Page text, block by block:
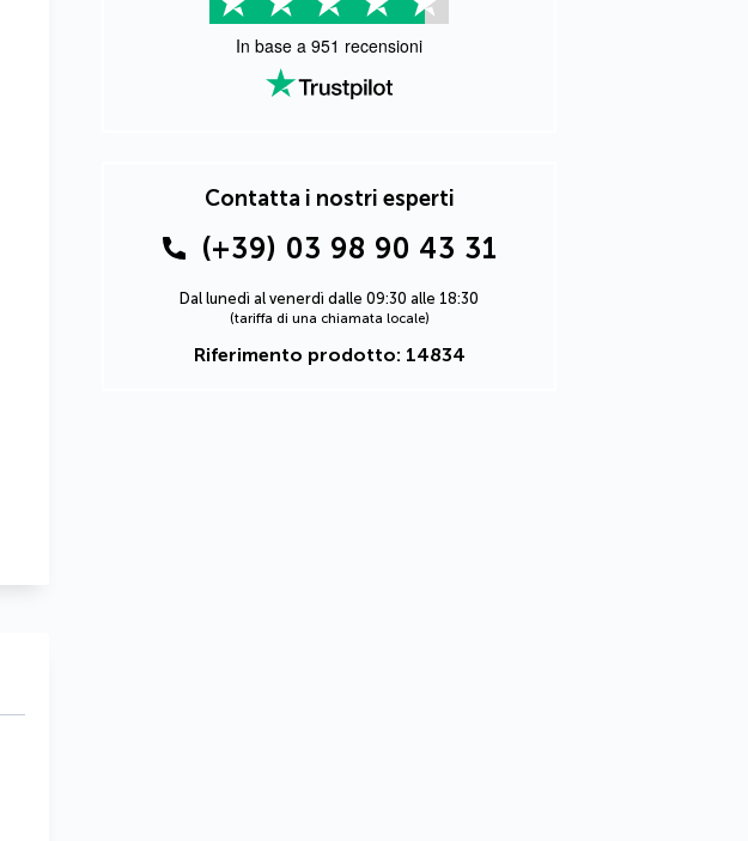
In base a 951 recensioni
Contatta i nostri esperti
(+39) 03 98 90 43 31
Dal lunedì al venerdì dalle 09:30 alle 18:30
(tariffa di una chiamata locale)
Riferimento prodotto: 14834